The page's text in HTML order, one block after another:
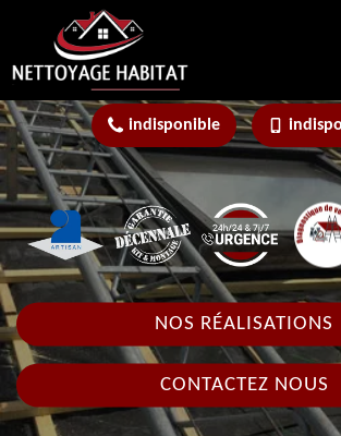
indisponible
NOS RÉALISATIONS
CONTACTEZ NOUS